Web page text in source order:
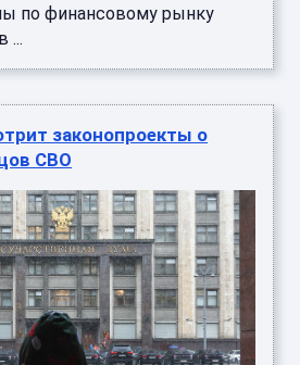
по финансовому рынку
...
законопроекты о
СВО